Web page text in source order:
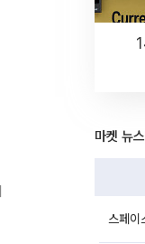
마켓 뉴스